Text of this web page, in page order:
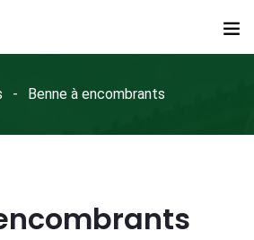
Benne à encombrants